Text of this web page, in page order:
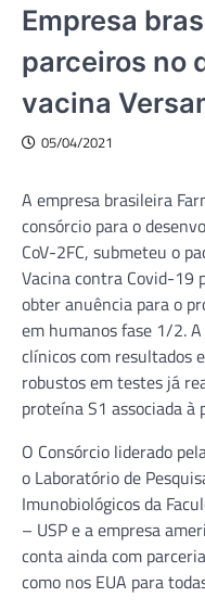
Empresa
parceiros no
vacina
05/04/2021
A empresa brasileira
consórcio para o
CoV-2FC, submeteu o
Vacina contra Covid-19
obter anuência para o
em humanos fase 1/2.
clínicos com resultados
robustos em testes já
proteína S1 associada
O Consórcio liderado
o Laboratório de
Imunobiológicos da
– USP e a empresa
conta ainda com
como nos EUA para